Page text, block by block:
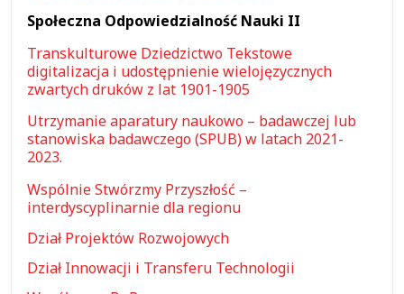
Społeczna Odpowiedzialność Nauki II
Transkulturowe Dziedzictwo Tekstowe
digitalizacja i udostępnienie wielojęzycznych
zwartych druków z lat 1901-1905
Utrzymanie aparatury naukowo – badawczej lub
stanowiska badawczego (SPUB) w latach 2021-
2023.
Wspólnie Stwórzmy Przyszłość –
interdyscyplinarnie dla regionu
Dział Projektów Rozwojowych
Dział Innowacji i Transferu Technologii